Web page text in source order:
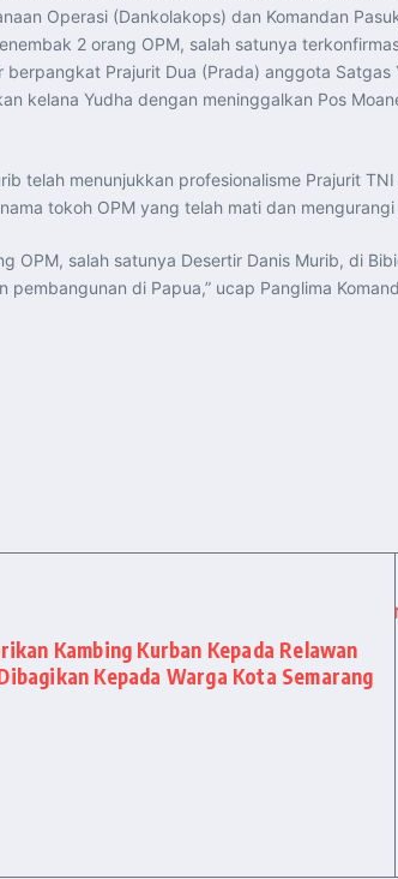
Operasi (Dankolakops) dan Komandan
2 orang OPM, salah satunya
Prajurit Dua (Prada) anggota
kelana Yudha dengan meninggalkan Pos
telah menunjukkan profesionalisme Prajurit
tokoh OPM yang telah mati dan
OPM, salah satunya Desertir Danis Murib, di
di Papua,” ucap Panglima
Kambing Kurban Kepada Relawan
Kepada Warga Kota Semarang